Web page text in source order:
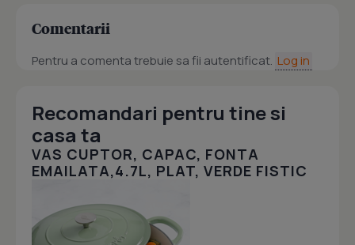
Comentarii
Pentru a comenta trebuie sa fii autentificat. Log in
Recomandari pentru tine si
casa ta
VAS CUPTOR, CAPAC, FONTA
EMAILATA,4.7L, PLAT, VERDE FISTIC